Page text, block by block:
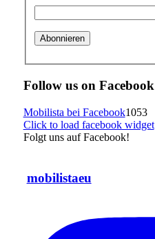
Follow us on Facebook
Mobilista bei Facebook1053
Click to load facebook widget
Folgt uns auf Facebook!
mobilistaeu